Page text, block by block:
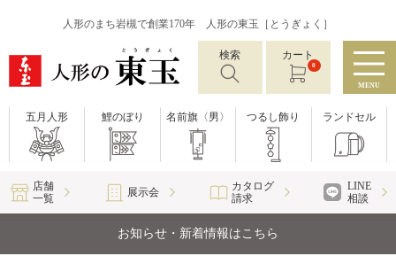
人形のまち岩槻で創業170年 人形の東玉［とうぎょく］
検索 カート
0
MENU
五月人形 鯉のぼり 名前旗〈男〉 つるし飾り ランドセル
店舗
一覧
展示会
カタログ
請求
LINE
相談
お知らせ・新着情報はこちら